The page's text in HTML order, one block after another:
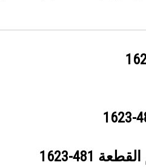
القطعة 481-1623